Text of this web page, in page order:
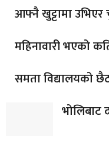
आफ्नै खुट्टामा उभिएर
महिनावारी भएको
समता विद्यालयको
भोलिबाट